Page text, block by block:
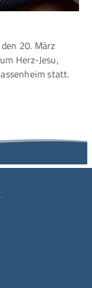
20. März
Herz-Jesu,
statt.